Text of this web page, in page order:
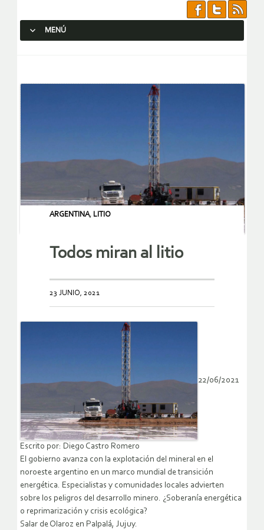
MENÚ
ARGENTINA, LITIO
Todos miran al litio
23 JUNIO, 2021
22/06/2021
Escrito por: Diego Castro Romero
El gobierno avanza con la explotación del mineral en el
noroeste argentino en un marco mundial de transición
energética. Especialistas y comunidades locales advierten
sobre los peligros del desarrollo minero. ¿Soberanía energética
o reprimarización y crisis ecológica?
Salar de Olaroz en Palpalá, Jujuy.